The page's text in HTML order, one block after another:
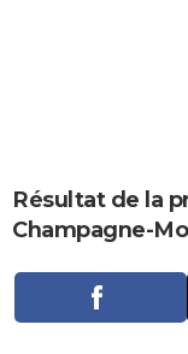
Carte de Noël
Carte Bonne année
Carte Saint-Valentin
Carte Pâques
Carte d'anniversaire
DICTIONNAIRE
PROGRAMME TV
COPAINS D'AVANT
Résultat de la
Champagne-